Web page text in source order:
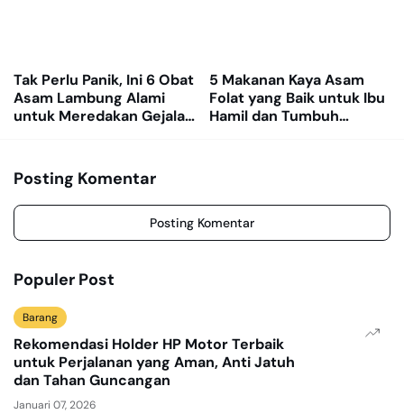
Tak Perlu Panik, Ini 6 Obat
Asam Lambung Alami
untuk Meredakan Gejala
5 Makanan Kaya Asam
Folat yang Baik untuk Ibu
Hamil dan Tumbuh
Posting Komentar
Posting Komentar
Populer Post
Barang
Rekomendasi Holder HP Motor Terbaik
untuk Perjalanan yang Aman, Anti Jatuh
dan Tahan Guncangan
Januari 07, 2026